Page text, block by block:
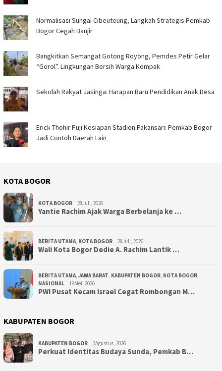
Normalisasi Sungai Cibeuteung, Langkah Strategis Pemkab
Bogor Cegah Banjir
Bangkitkan Semangat Gotong Royong, Pemdes Petir Gelar
“Gorol”. Lingkungan Bersih Warga Kompak ‎
Sekolah Rakyat Jasinga: Harapan Baru Pendidikan Anak Desa ‎
Erick Thohir Puji Kesiapan Stadion Pakansari: Pemkab Bogor
Jadi Contoh Daerah Lain
KOTA BOGOR
KOTA BOGOR 28Juli, 2026
‎Yantie Rachim Ajak Warga Berbelanja ke …
BERITA UTAMA, KOTA BOGOR 28Juli, 2026
‎Wali Kota Bogor Dedie A. Rachim Lantik …
BERITA UTAMA, JAWA BARAT, KABUPATEN BOGOR, KOTA BOGOR,
NASIONAL
19Mei, 2026
PWI Pusat Kecam Israel Cegat Rombongan M…
KABUPATEN BOGOR
KABUPATEN BOGOR 3Agustus, 2026
Perkuat Identitas Budaya Sunda, Pemkab B…